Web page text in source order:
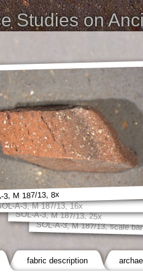
Studies on
SOL-A-3, M 187/13, scale
SOL-A-3, M 187/13, 25x
A-3, M 187/13, 16x
3, M 187/13, 8x
fabric description